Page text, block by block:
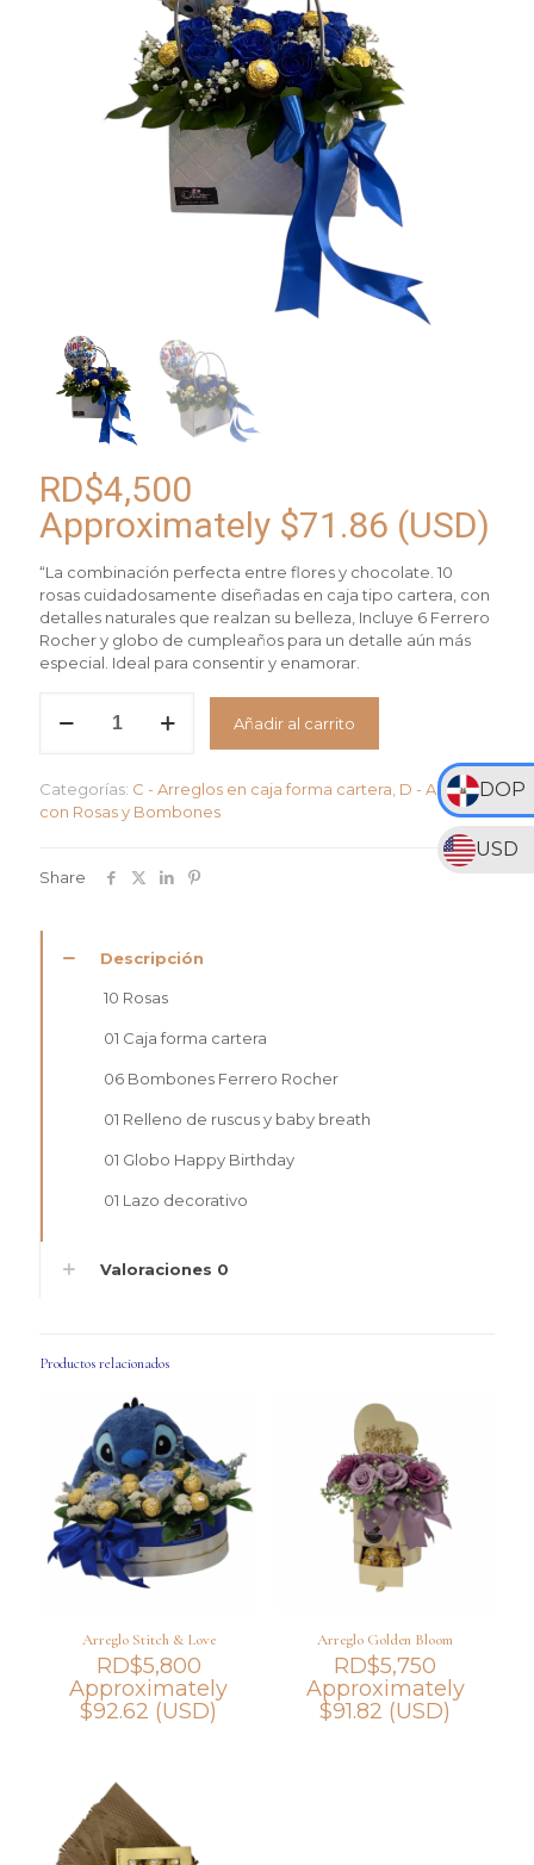
DOP
USD
RD$4,500
Approximately $71.86 (USD)
“La combinación perfecta entre flores y chocolate. 10
rosas cuidadosamente diseñadas en caja tipo cartera, con
detalles naturales que realzan su belleza, Incluye 6 Ferrero
Rocher y globo de cumpleaños para un detalle aún más
especial. Ideal para consentir y enamorar.
Dulce
Añadir al carrito
Categorías: C - Arreglos en caja forma cartera D - Arreglos
con Rosas y Bombones
Share
Descripción
10 Rosas
01 Caja forma cartera
06 Bombones Ferrero Rocher
01 Relleno de ruscus y baby breath
01 Globo Happy Birthday
01 Lazo decorativo
Valoraciones 0
Productos relacionados
Arreglo Stitch & Love
RD$5,800
Approximately
$92.62 (USD)
Arreglo Golden Bloom
RD$5,750
Approximately
$91.82 (USD)